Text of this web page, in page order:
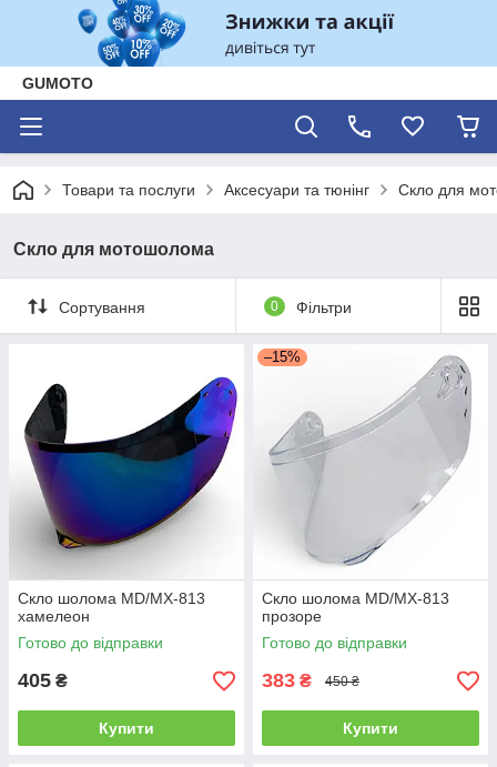
GUMOTO
Товари та послуги Аксесуари та тюнінг Скло для
Скло для мотошолома
Сортування 0 Фільтри
Скло шолома MD/MX-813
хамелеон
Готово до відправки
405 ₴
Купити
–15%
Скло шолома MD/MX-813
прозоре
Готово до відправки
383 ₴ 450 ₴
Купити